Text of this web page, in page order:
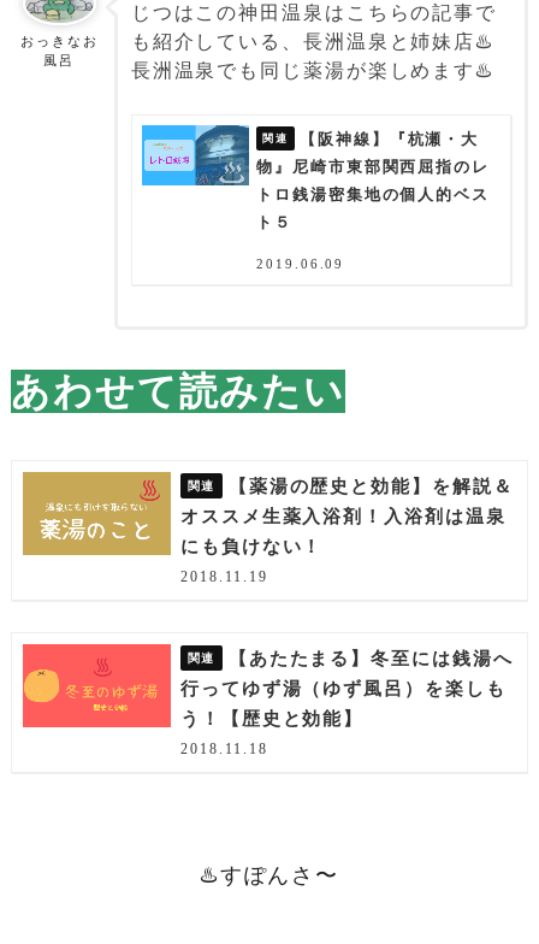
おっきなお
風呂
じつはこの神田温泉はこちらの記事で
も紹介している、長洲温泉と姉妹店♨️
長洲温泉でも同じ薬湯が楽しめます♨️
【阪神線】『杭瀬・大
物』尼崎市東部関西屈指のレ
トロ銭湯密集地の個人的ベス
ト５
2019.06.09
あわせて読みたい
【薬湯の歴史と効能】を解説＆
オススメ生薬入浴剤！入浴剤は温泉
にも負けない！
2018.11.19
【あたたまる】冬至には銭湯へ
行ってゆず湯（ゆず風呂）を楽しも
う！【歴史と効能】
2018.11.18
♨️すぽんさ〜